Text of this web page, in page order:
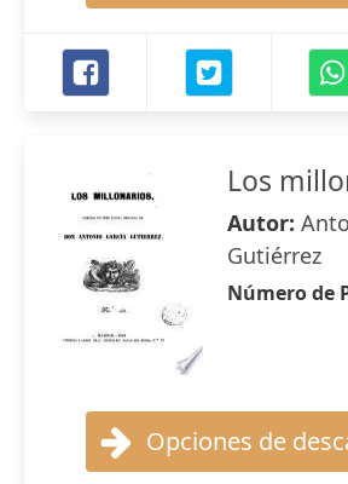
Los
Autor:
Gutiérrez
Número de
Opciones de